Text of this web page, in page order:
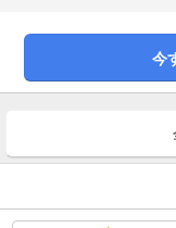
言葉が嫉妬ではなく、ある
今